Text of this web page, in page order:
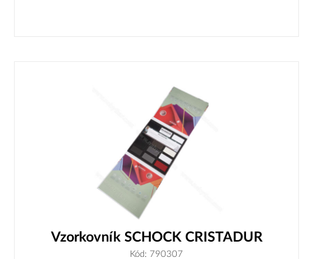
Vzorkovník SCHOCK CRISTADUR
Kód: 790307